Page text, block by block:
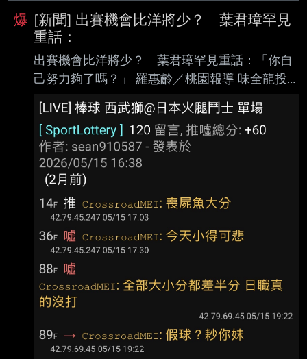
邦決定註銷阿部雄大，後藤光尊表示，今年是阿
部雄大的第一年打職棒，每週丟1場的體 能調整
上，對他來說有點艱難，這是他被割愛的原因。
阿部雄大今年在一軍出賽10場，戰績3勝5敗，
防禦率4.44，後藤光尊表示，個人是希望他可
以先在二軍持續出賽，這部分還會跟林桑（林威
助）跟阿部確認想法、溝通，希望他能在二 軍
出賽儲備他的體力。 https://
爆 [新聞] 出賽機會比洋將少？ 葉君璋罕見
重話：
出賽機會比洋將少？ 葉君璋罕見重話：「你自
己努力夠了嗎？」 羅惠齡／桃園報導 味全龍投
手郭郁政昨在天母主場對統一獅先發，這是他相
隔2個月再於一軍登板，不過只投4 .2局狂失6
分、其中5分自責分，吞下敗投。他不但投球內
容不佳，自己也有守備上的失誤， 今總教練葉君
璋罕見說出重話。 郭郁政在第4局讓張皓崴打出
內野滾地球，結果他接球失誤，被對上攻佔上壘
包，隨後就被 陳傑憲轟2分砲。第5局再讓張皓崴
打出一壘方向內野滾地球，他沒有及時補位，結
果形成內 野安打，之後又發生投手犯規，這局獅
隊一口氣得3分。 「就是這樣啦，